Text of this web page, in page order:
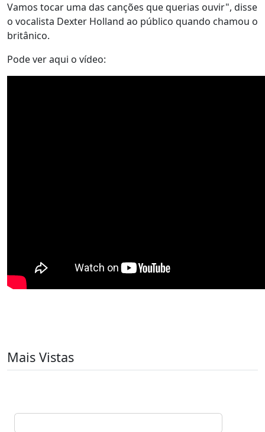
Vamos tocar uma das canções que querias ouvir", disse
o vocalista Dexter Holland ao público quando chamou o
britânico.
Pode ver aqui o vídeo:
Mais Vistas